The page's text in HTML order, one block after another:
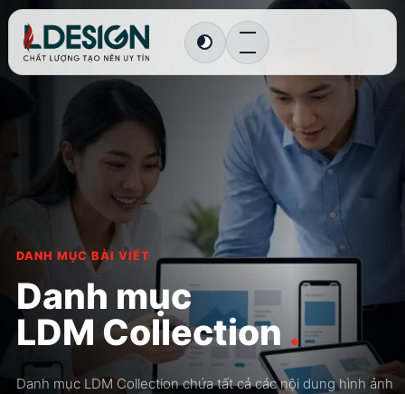
Chuyển sang giao diện tối
DANH MỤC BÀI VIẾT
Danh mục
LDM Collection .
Danh mục LDM Collection chứa tất cả các nội dung hình ảnh